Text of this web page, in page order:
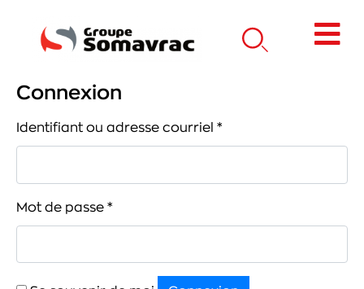
Connexion
Identifiant ou adresse courriel *
Mot de passe *